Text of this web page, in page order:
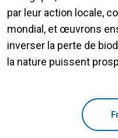
par leur action locale,
mondial, et œuvrons
inverser la perte de
la nature puissent